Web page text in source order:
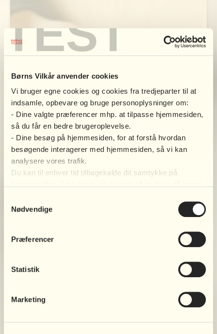
TEST
Børns Vilkår anvender cookies
Vi bruger egne cookies og cookies fra tredjeparter til at
indsamle, opbevare og bruge personoplysninger om:
- Dine valgte præferencer mhp. at tilpasse hjemmesiden,
så du får en bedre brugeroplevelse.
- Dine besøg på hjemmesiden, for at forstå hvordan
besøgende interagerer med hjemmesiden, så vi kan
analysere vores trafik.
Du kan til enhver tid tilbagekalde dit samtykke på
Nødvendige
Præferencer
Statistik
Marketing